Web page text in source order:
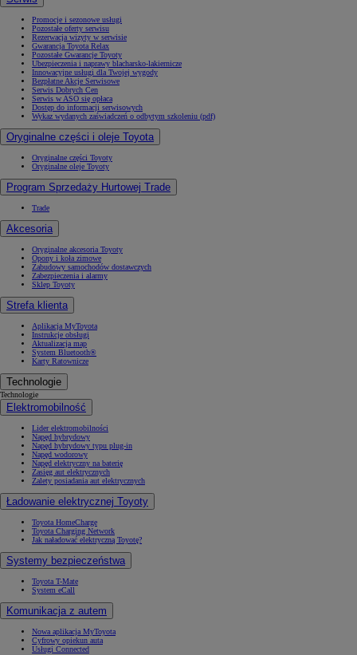
Promocje i sezonowe usługi
Pozostałe oferty serwisu
Rezerwacja wizyty w serwisie
Gwarancja Toyota Relax
Pozostałe Gwarancje Toyoty
Ubezpieczenia i naprawy blacharsko-lakiernicze
Innowacyjne usługi dla Twojej wygody
Bezpłatne Akcje Serwisowe
Serwis Dobrych Cen
Serwis w ASO się opłaca
Dostęp do informacji serwisowych
Wykaz wydanych zaświadczeń o odbytym szkoleniu (pdf)
Oryginalne części i oleje Toyota
Oryginalne części Toyoty
Oryginalne oleje Toyoty
Program Sprzedaży Hurtowej Trade
Trade
Akcesoria
Oryginalne akcesoria Toyoty
Opony i koła zimowe
Zabudowy samochodów dostawczych
Zabezpieczenia i alarmy
Sklep Toyoty
Strefa klienta
Aplikacja MyToyota
Instrukcje obsługi
Aktualizacja map
System Bluetooth®
Karty Ratownicze
Technologie
Technologie
Elektromobilność
Lider elektromobilności
Napęd hybrydowy
Napęd hybrydowy typu plug-in
Napęd wodorowy
Napęd elektryczny na baterię
Zasięg aut elektrycznych
Zalety posiadania aut elektrycznych
Ładowanie elektrycznej Toyoty
Toyota HomeCharge
Toyota Charging Network
Jak naładować elektryczną Toyotę?
Systemy bezpieczeństwa
Toyota T-Mate
System eCall
Komunikacja z autem
Nowa aplikacja MyToyota
Cyfrowy opiekun auta
Usługi Connected